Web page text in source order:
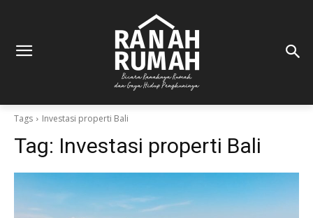
Tags Investasi properti Bali
Tag: Investasi properti Bali